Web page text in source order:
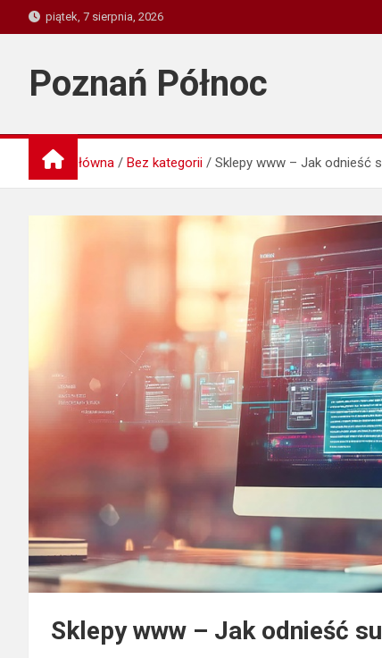
to
piątek, 7 sierpnia, 2026
Poznań Północ
Strona główna Bez kategorii Sklepy www – Jak odnieść
Sklepy www – Jak odnieść